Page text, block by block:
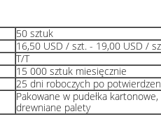
50 sztuk
16,50 USD / szt. - 19,00 USD /
T/T
15 000 sztuk miesięcznie
25 dni roboczych po
Pakowane w pudełka
drewniane palety